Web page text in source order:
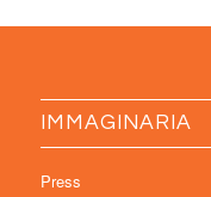
IMMAGINARIA
Press